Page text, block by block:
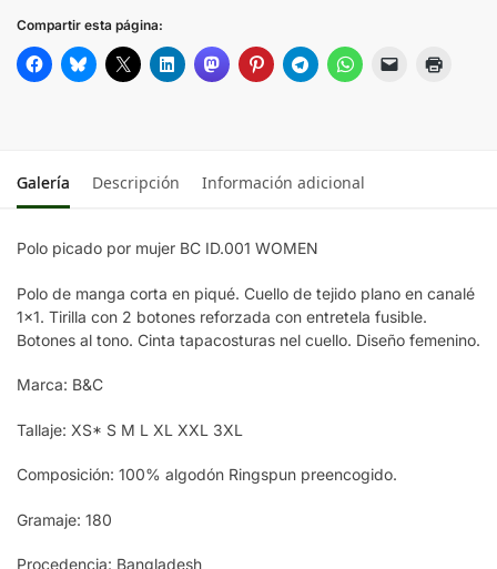
HEATHER
GREY
Brown
ANTHRACITE
Black
Compartir esta página:
Galería Descripción Información adicional
Polo picado por mujer BC ID.001 WOMEN
Polo de manga corta en piqué. Cuello de tejido plano en canalé
1×1. Tirilla con 2 botones reforzada con entretela fusible.
Botones al tono. Cinta tapacosturas nel cuello. Diseño femenino.
Marca: B&C
Tallaje: XS* S M L XL XXL 3XL
Composición: 100% algodón Ringspun preencogido.
Gramaje: 180
Procedencia: Bangladesh